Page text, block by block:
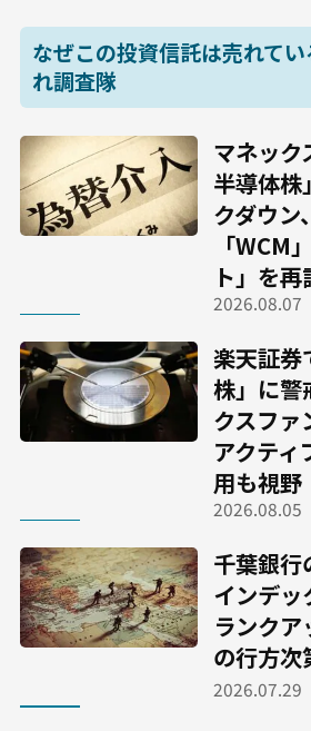
なぜこの投資信託は売れて
れ調査隊
マネック
半導体株
クダウン
「WCM
ト」を再
2026.08.07
楽天証券
株」に警
クスファ
アクティ
用も視野
2026.08.05
千葉銀行
インデッ
ランク
の行方次
2026.07.29